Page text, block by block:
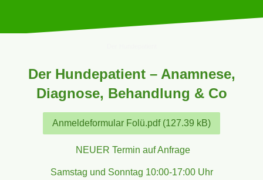
Der Hundepatient – Anamnese,
Diagnose, Behandlung & Co
Anmeldeformular Folü.pdf (127.39 kB)
NEUER Termin auf Anfrage
Samstag und Sonntag 10:00-17:00 Uhr